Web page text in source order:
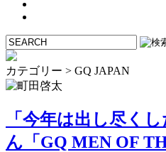
カテゴリー > GQ JAPAN
「今年は出し尽く
ん「GQ MEN OF